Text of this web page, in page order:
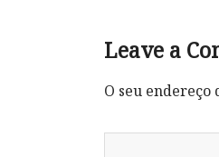
Leave a
O seu